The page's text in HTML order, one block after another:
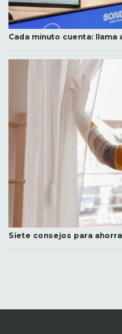
Cada minuto cuenta:
Siete consejos para